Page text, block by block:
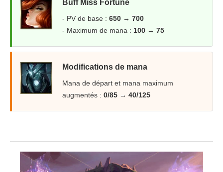
Buff Miss Fortune
- PV de base : 650 → 700
- Maximum de mana : 100 → 75
Modifications de mana
Mana de départ et mana maximum
augmentés : 0/85 → 40/125